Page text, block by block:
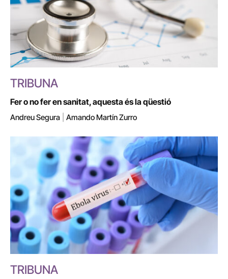
TRIBUNA
Fer o no fer en sanitat, aquesta és la qüestió
Andreu Segura Amando Martín Zurro
TRIBUNA